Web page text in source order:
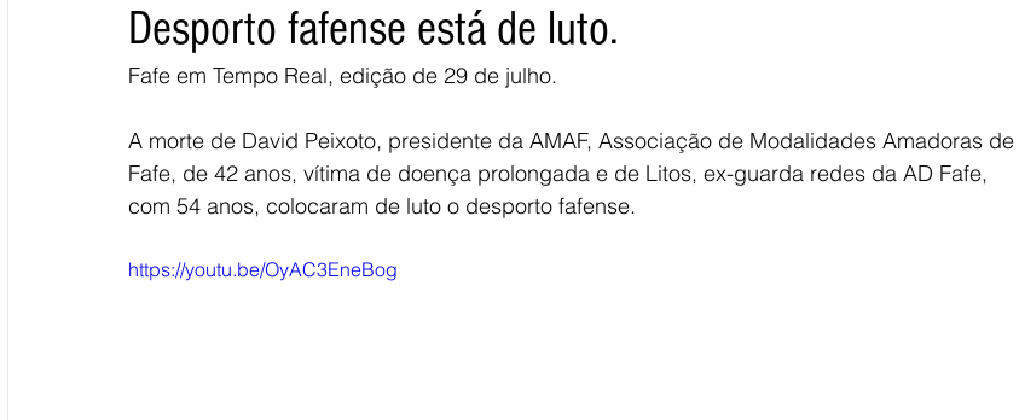
Desporto fafense está de luto.
Fafe em Tempo Real, edição de 29 de julho.
A morte de David Peixoto, presidente da AMAF, Associação de Modalidades Amadoras de
Fafe, de 42 anos, vítima de doença prolongada e de Litos, ex-guarda redes da AD Fafe,
com 54 anos, colocaram de luto o desporto fafense.
https://youtu.be/OyAC3EneBog